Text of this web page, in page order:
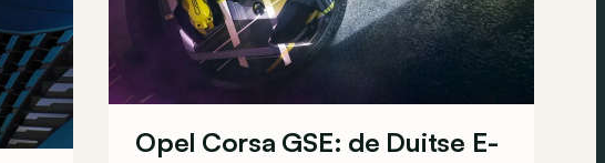
Opel Corsa GSE: de Duitse E-